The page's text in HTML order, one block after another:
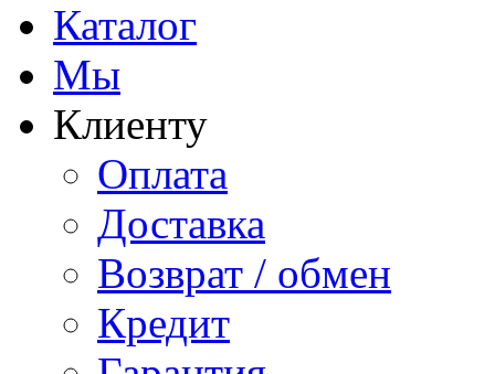
Каталог
Мы
Клиенту
Оплата
Доставка
Возврат / обмен
Кредит